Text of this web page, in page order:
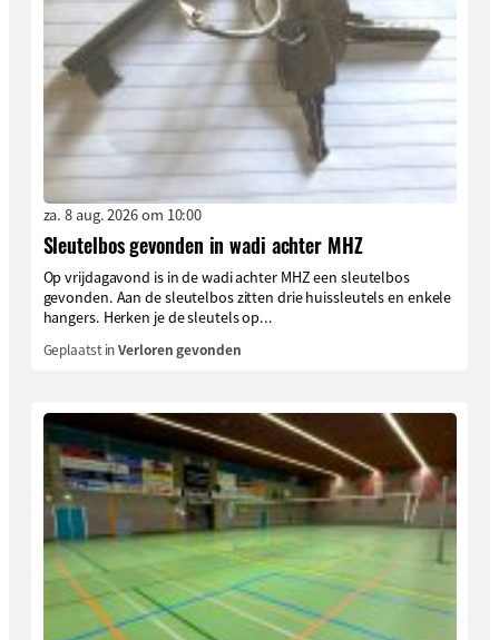
za. 8 aug. 2026 om 10:00
Sleutelbos gevonden in wadi achter MHZ
Op vrijdagavond is in de wadi achter MHZ een sleutelbos
gevonden. Aan de sleutelbos zitten drie huissleutels en enkele
hangers. Herken je de sleutels op...
Geplaatst inVerloren gevonden